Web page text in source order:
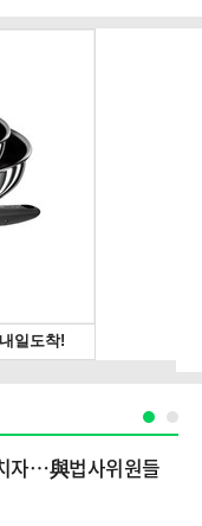
자…與법사위원들